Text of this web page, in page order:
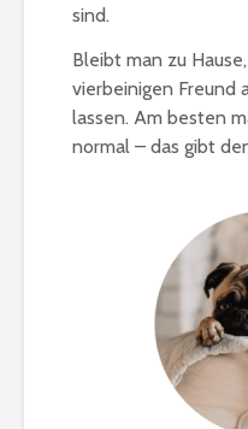
sind.
Bleibt man zu
vierbeinigen Freund
lassen. Am besten
normal – das gibt